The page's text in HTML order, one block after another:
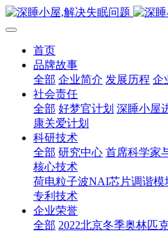
首页
品牌故事
全部 企业简介 发展历程 企
社会责任
全部 好梦官计划 深睡小屋
康关爱计划
科研技术
全部 研究中心 首席科学家
核心技术
荷电粒子波NAI芯片调谐模
专利技术
企业荣誉
全部 2022北京冬季奥林匹